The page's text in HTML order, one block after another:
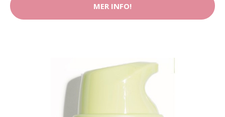
MER INFO!